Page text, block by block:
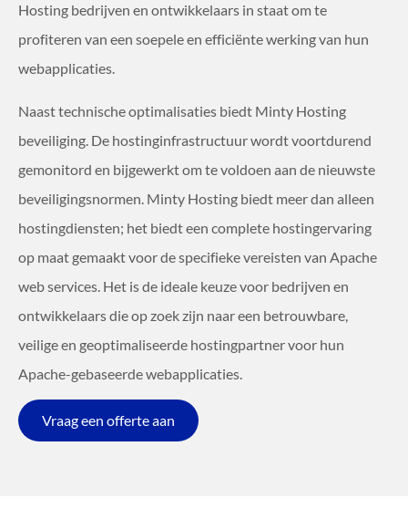
Hosting bedrijven en ontwikkelaars in staat om te
profiteren van een soepele en efficiënte werking van hun
webapplicaties.
Naast technische optimalisaties biedt Minty Hosting
beveiliging. De hostinginfrastructuur wordt voortdurend
gemonitord en bijgewerkt om te voldoen aan de nieuwste
beveiligingsnormen. Minty Hosting biedt meer dan alleen
hostingdiensten; het biedt een complete hostingervaring
op maat gemaakt voor de specifieke vereisten van Apache
web services. Het is de ideale keuze voor bedrijven en
ontwikkelaars die op zoek zijn naar een betrouwbare,
veilige en geoptimaliseerde hostingpartner voor hun
Apache-gebaseerde webapplicaties.
Vraag een offerte aan